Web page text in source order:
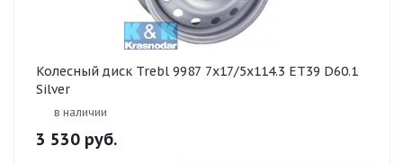
Колесный диск Trebl 9987 7x17/5x114.3 ET39 D60.1
Silver
в наличии
3 530 руб.